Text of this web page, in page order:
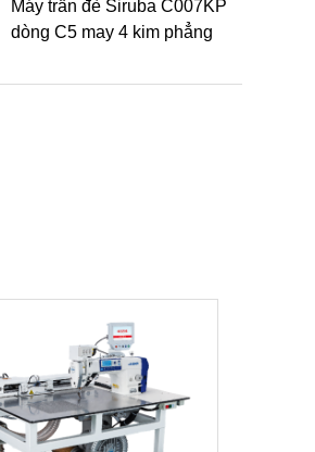
Máy trần đè Siruba S007K
may vạt áo/ vắt sổ bọc dạng